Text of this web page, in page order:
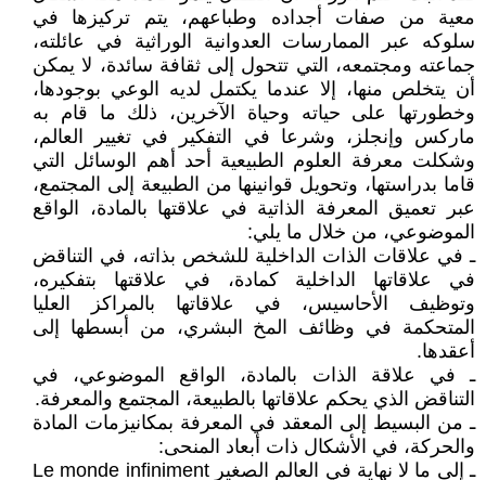
معية من صفات أجداده وطباعهم، يتم تركيزها في
سلوكه عبر الممارسات العدوانية الوراثية في عائلته،
جماعته ومجتمعه، التي تتحول إلى ثقافة سائدة، لا يمكن
أن يتخلص منها، إلا عندما يكتمل لديه الوعي بوجودها،
وخطورتها على حياته وحياة الآخرين، ذلك ما قام به
ماركس وإنجلز، وشرعا في التفكير في تغيير العالم،
وشكلت معرفة العلوم الطبيعية أحد أهم الوسائل التي
قاما بدراستها، وتحويل قوانينها من الطبيعة إلى المجتمع،
عبر تعميق المعرفة الذاتية في علاقتها بالمادة، الواقع
الموضوعي، من خلال ما يلي:
ـ في علاقات الذات الداخلية للشخص بذاته، في التناقض
في علاقاتها الداخلية كمادة، في علاقتها بتفكيره،
وتوظيف الأحاسيس، في علاقاتها بالمراكز العليا
المتحكمة في وظائف المخ البشري، من أبسطها إلى
أعقدها.
ـ في علاقة الذات بالمادة، الواقع الموضوعي، في
التناقض الذي يحكم علاقاتها بالطبيعة، المجتمع والمعرفة.
ـ من البسيط إلى المعقد في المعرفة بمكانيزمات المادة
والحركة، في الأشكال ذات أبعاد المنحى:
ـ إلى ما لا نهاية في العالم الصغير Le monde infiniment